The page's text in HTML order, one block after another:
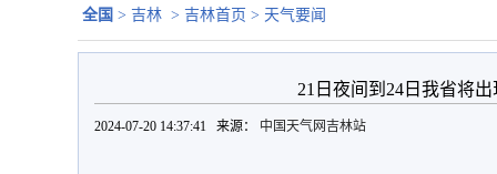
全国 > 吉林 > 吉林首页 > 天气要闻
21日夜间到24日我省将
2024-07-20 14:37:41 来源： 中国天气网吉林站